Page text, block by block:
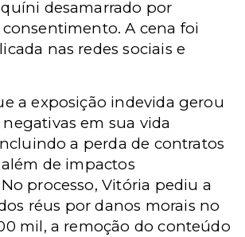
desamarrado por
A cena foi
nas redes sociais e
a exposição indevida gerou
em sua vida
a perda de contratos
de impactos
processo, Vitória pediu a
réus por danos morais no
mil, a remoção do conteúdo